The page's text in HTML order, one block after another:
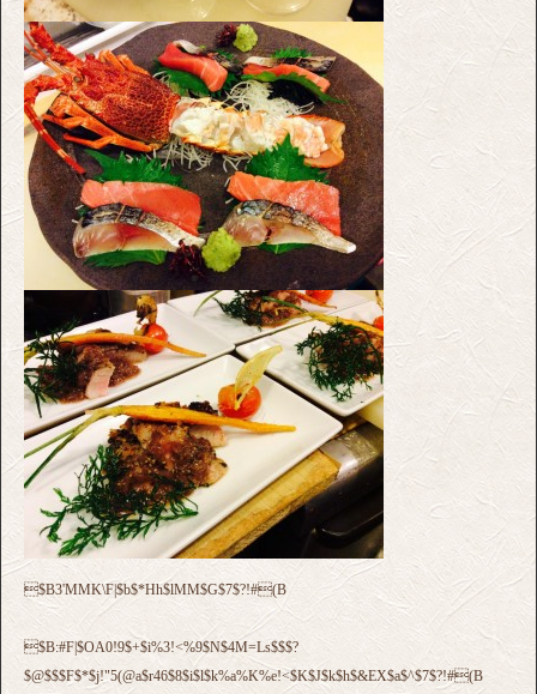
$B3'MMK\F|$b$*Hh$lMM$G$7$?!#(B
$B:#F|$OA0!9$+$i%3!<%9$N$4M=Ls$$$?
$@$$$F$*$j!"5(@a$r46$8$i$l$k%a%K%e!<$K$J$k$h$&EX$a$^$7$?!#(B